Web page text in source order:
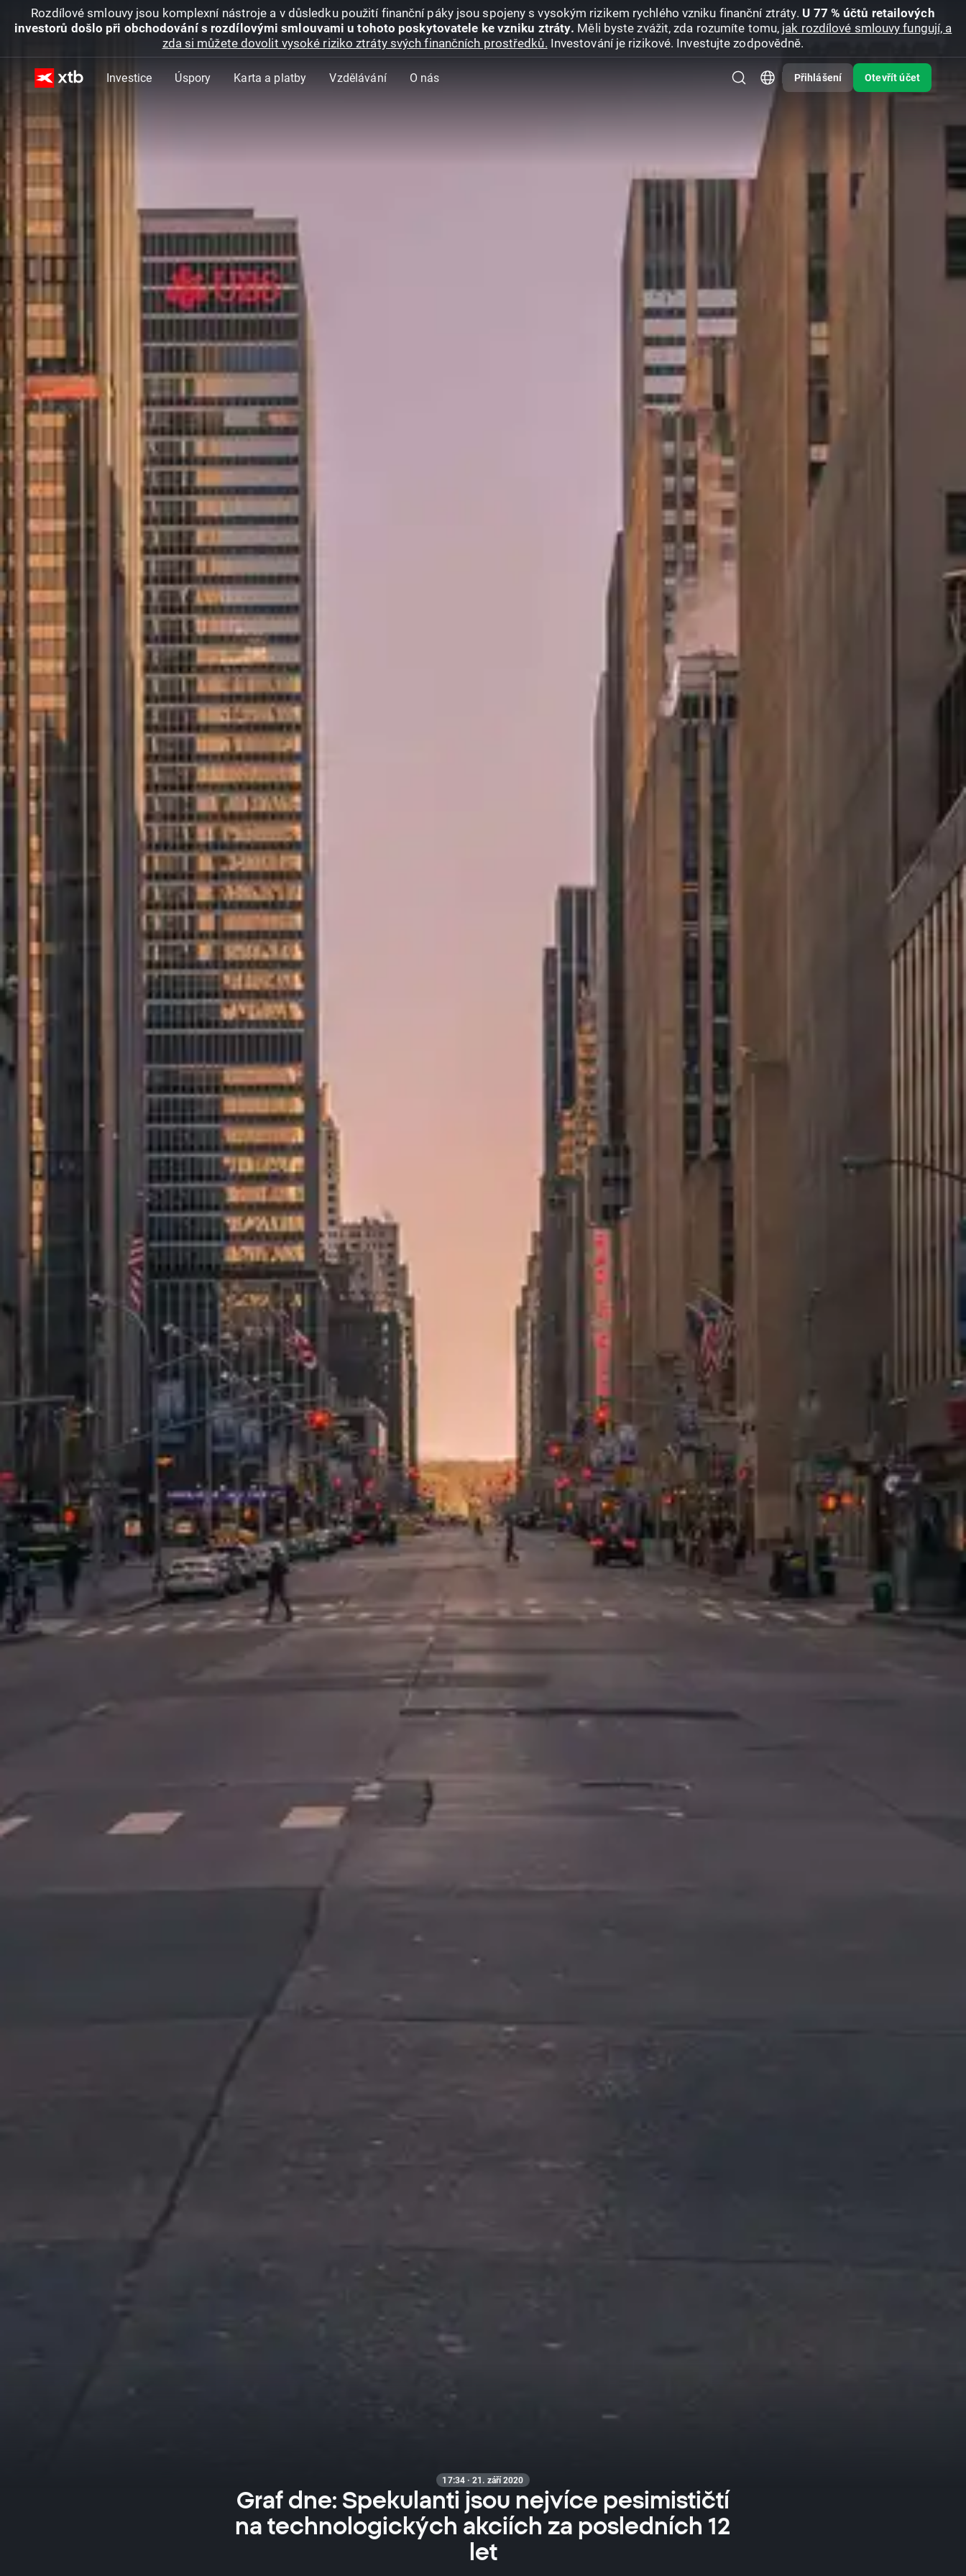
Rozdílové smlouvy jsou komplexní nástroje a v důsledku použití finanční páky jsou spojeny s vysokým rizikem rychlého vzniku finanční ztráty. U 77 % účtů retailových
investorů došlo při obchodování s rozdílovými smlouvami u tohoto poskytovatele ke vzniku ztráty. Měli byste zvážit, zda rozumíte tomu, jak rozdílové smlouvy fungují, a
zda si můžete dovolit vysoké riziko ztráty svých finančních prostředků. Investování je rizikové. Investujte zodpovědně.
Investice Úspory Karta a platby Vzdělávání O nás Přihlášení Otevřít účet
17:34 · 21. září 2020
Graf dne: Spekulanti jsou nejvíce pesimističtí
na technologických akciích za posledních 12
let